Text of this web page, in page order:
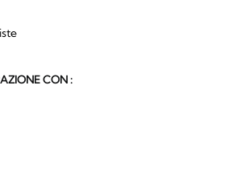
CON :